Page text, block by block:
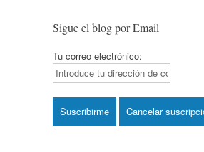
Sigue el blog por Email
Tu correo electrónico: